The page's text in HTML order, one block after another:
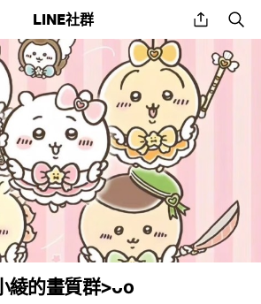
LINE社群 share
綾的畫質群>ᴗo